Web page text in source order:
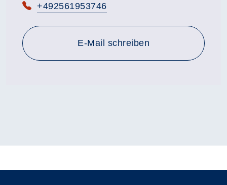
Telefon:
+492561953746
E-Mail schreiben